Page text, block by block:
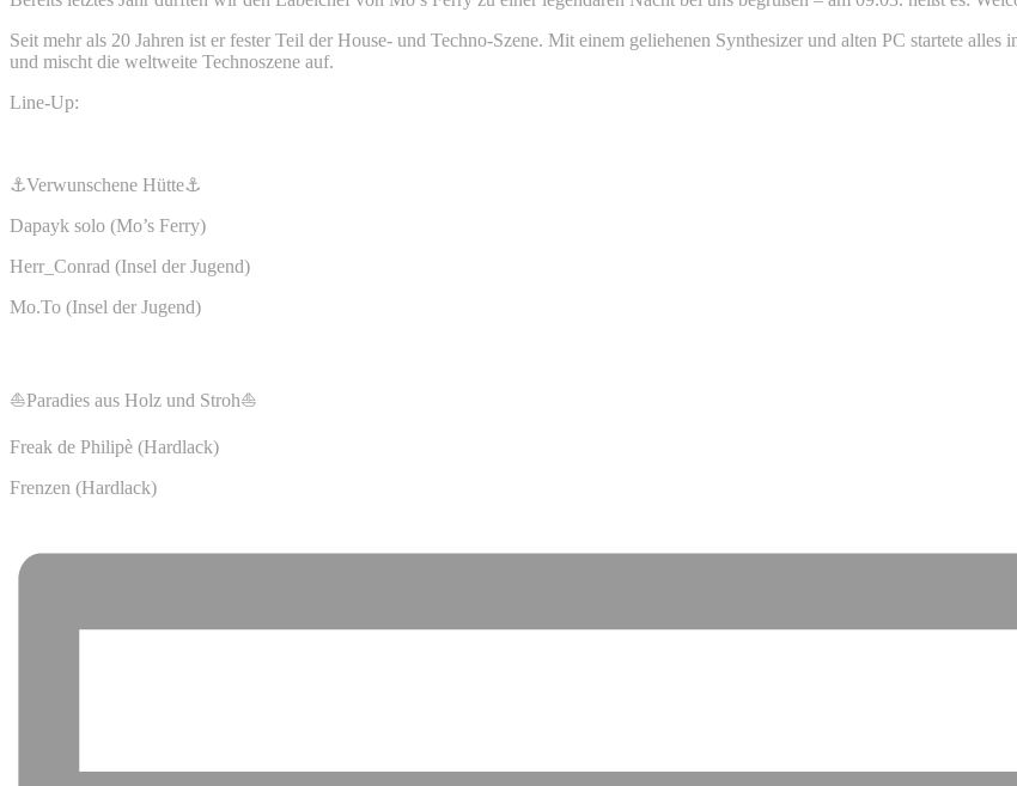
Seit mehr als 20 Jahren ist er fester Teil der House- und Techno-Szene. Mit einem geliehenen Synthesizer und alten PC startete
und mischt die weltweite Technoszene auf.
Line-Up:
⚓️Verwunschene Hütte⚓️
Dapayk solo (Mo’s Ferry)
Herr_Conrad (Insel der Jugend)
Mo.To (Insel der Jugend)
⛵️Paradies aus Holz und Stroh⛵️
Freak de Philipè (Hardlack)
Frenzen (Hardlack)